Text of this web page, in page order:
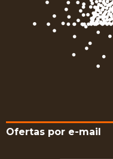
Ofertas por e-mail